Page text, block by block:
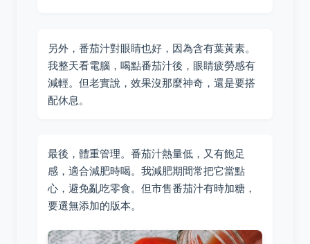
另外，番茄汁對眼睛也好，因為含有葉黃素。
我整天看電腦，喝點番茄汁後，眼睛疲勞感有
減輕。但老實說，效果沒那麼神奇，還是要搭
配休息。
最後，體重管理。番茄汁熱量低，又有飽足
感，適合減肥時喝。我減肥期間常把它當點
心，避免亂吃零食。但市售番茄汁有時加糖，
要選無添加的版本。